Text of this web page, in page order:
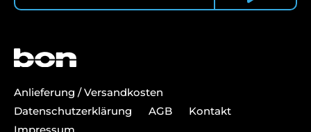
Anlieferung / Versandkosten
Datenschutzerklärung
AGB
Kontakt